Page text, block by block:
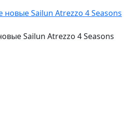
Sailun Atrezzo 4 Seasons